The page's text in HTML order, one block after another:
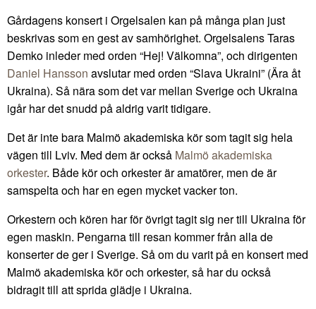
Gårdagens konsert i Orgelsalen kan på många plan just
beskrivas som en gest av samhörighet. Orgelsalens Taras
Demko inleder med orden “Hej! Välkomna”, och dirigenten
Daniel Hansson avslutar med orden “Slava Ukraini” (Ära åt
Ukraina). Så nära som det var mellan Sverige och Ukraina
igår har det snudd på aldrig varit tidigare.
Det är inte bara Malmö akademiska kör som tagit sig hela
vägen till Lviv. Med dem är också Malmö akademiska
orkester. Både kör och orkester är amatörer, men de är
samspelta och har en egen mycket vacker ton.
Orkestern och kören har för övrigt tagit sig ner till Ukraina för
egen maskin. Pengarna till resan kommer från alla de
konserter de ger i Sverige. Så om du varit på en konsert med
Malmö akademiska kör och orkester, så har du också
bidragit till att sprida glädje i Ukraina.